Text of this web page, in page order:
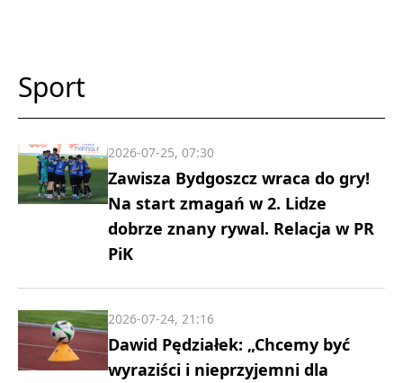
Sport
Zawisza Bydgoszcz wraca do gry!
Na start zmagań w 2. Lidze
dobrze znany rywal. Relacja w PR
PiK
2026-07-25, 07:30
Dawid Pędziałek: „Chcemy być
wyraziści i nieprzyjemni dla
2026-07-24, 21:16